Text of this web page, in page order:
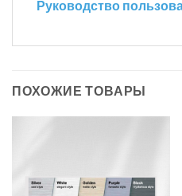
Руководство
ПОХОЖИЕ ТОВАРЫ